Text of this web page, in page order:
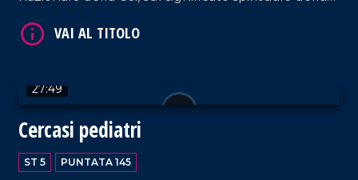
internazionale estremamente instabile a causa
dell'esperto di demologia Leonardo Alario. Aperta
parentesi anche sui rincari delle uova di cioccolato
con il segretario regionale di Udicon, Nico
Iamundo. Approfondimento in esterna a cura di
Franco Sangiovanni.
27:49
Cercasi pediatri
ST 5 PUNTATA 145
VAI AL TITOLO